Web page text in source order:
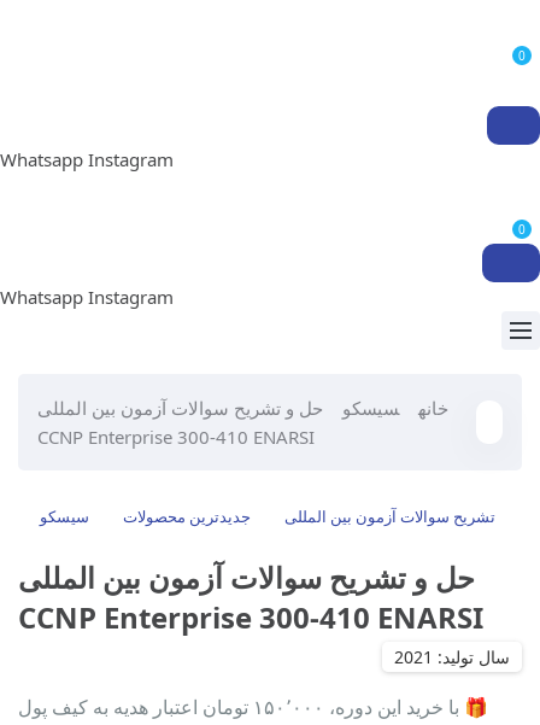
0
Whatsapp Instagram
0
Whatsapp Instagram
خانه سیسکو
حل و تشریح سوالات آزمون بین المللی
CCNP Enterprise 300-410 ENARSI
تشریح سوالات آزمون بین المللی جدیدترین محصولات سیسکو
حل و تشریح سوالات آزمون بین المللی
CCNP Enterprise 300-410 ENARSI
🎁 با خرید این دوره، ۱۵۰٬۰۰۰ تومان اعتبار هدیه به کیف پول